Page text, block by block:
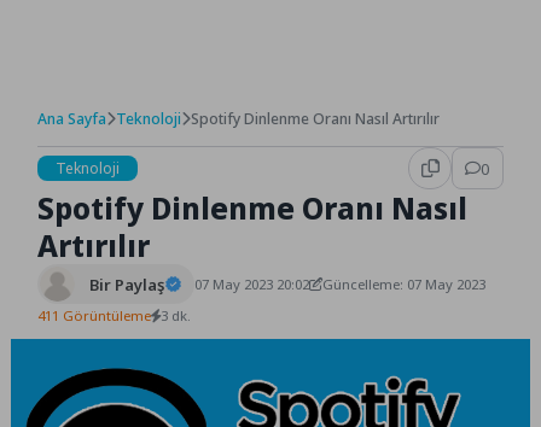
Ana Sayfa Teknoloji Spotify Dinlenme Oranı Nasıl Artırılır
Teknoloji 0
Spotify Dinlenme Oranı Nasıl
Artırılır
Bir Paylaş 07 May 2023 20:02
Güncelleme: 07 May 2023
411 Görüntüleme 3 dk.